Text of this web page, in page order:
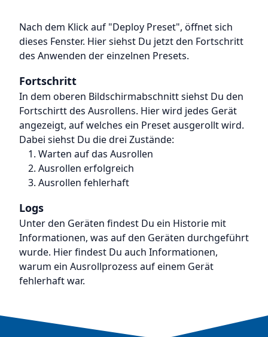
Nach dem Klick auf "Deploy Preset", öffnet sich
dieses Fenster. Hier siehst Du jetzt den Fortschritt
des Anwenden der einzelnen Presets.
Fortschritt
In dem oberen Bildschirmabschnitt siehst Du den
Fortschirtt des Ausrollens. Hier wird jedes Gerät
angezeigt, auf welches ein Preset ausgerollt wird.
Dabei siehst Du die drei Zustände:
Warten auf das Ausrollen
Ausrollen erfolgreich
Ausrollen fehlerhaft
Logs
Unter den Geräten findest Du ein Historie mit
Informationen, was auf den Geräten durchgeführt
wurde. Hier findest Du auch Informationen,
warum ein Ausrollprozess auf einem Gerät
fehlerhaft war.